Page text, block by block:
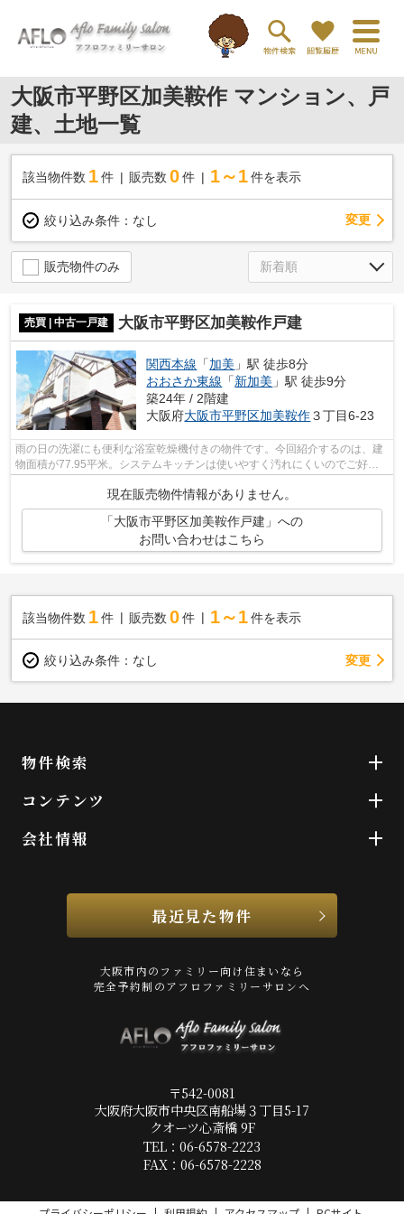
大阪市平野区加美鞍作 マンション、戸
建、土地一覧
該当物件数 1件 販売数 0 件 1～1 件を表示
絞り込み条件： なし 変更
販売物件のみ
売買 | 中古一戸建 大阪市平野区加美鞍作戸建
関西本線 「加美 」駅 徒歩8分
おおさか東線 「新加美 」駅 徒歩9分
築24年 / 2階建
大阪府大阪市平野区加美鞍作３丁目6-23
雨の日の洗濯にも便利な浴室乾燥機付きの物件です。今回紹介するのは、建
物面積が77.95平米。システムキッチンは使いやすく汚れにくいのでご好評
現在販売物件情報がありません。
「大阪市平野区加美鞍作戸建」への
お問い合わせはこちら
該当物件数 1件 販売数 0 件 1～1 件を表示
絞り込み条件： なし 変更
物件検索
コンテンツ
会社情報
最近見た物件
大阪市内のファミリー向け住まいなら
完全予約制のアフロファミリーサロンへ
〒542-0081
大阪府大阪市中央区南船場３丁目5-17
クオーツ心斎橋 9F
TEL：06-6578-2223
FAX：06-6578-2228